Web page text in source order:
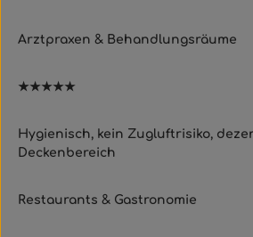
Arztpraxen & Behandlungsräume
★★★★★
Hygienisch, kein Zugluftrisiko,
Deckenbereich
Restaurants & Gastronomie